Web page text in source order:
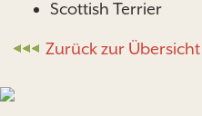
Scottish Terrier
Zurück zur Übersicht